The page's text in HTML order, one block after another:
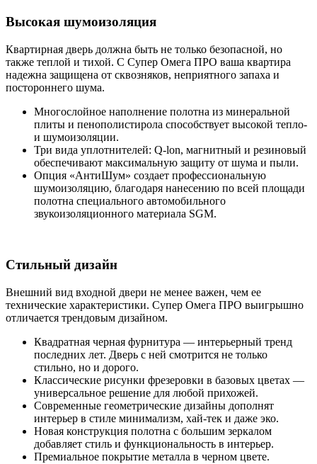
Высокая шумоизоляция
Квартирная дверь должна быть не только безопасной, но
также теплой и тихой. С Супер Омега ПРО ваша квартира
надежна защищена от сквозняков, неприятного запаха и
постороннего шума.
Многослойное наполнение полотна из минеральной
плиты и пенополистирола способствует высокой тепло-
и шумоизоляции.
Три вида уплотнителей: Q-lon, магнитный и резиновый
обеспечивают максимальную защиту от шума и пыли.
Опция «АнтиШум» создает профессиональную
шумоизоляцию, благодаря нанесению по всей площади
полотна специального автомобильного
звукоизоляционного материала SGM.
Стильный дизайн
Внешний вид входной двери не менее важен, чем ее
технические характеристики. Супер Омега ПРО выигрышно
отличается трендовым дизайном.
Квадратная черная фурнитура — интерьерный тренд
последних лет. Дверь с ней смотрится не только
стильно, но и дорого.
Классические рисунки фрезеровки в базовых цветах —
универсальное решение для любой прихожей.
Современные геометрические дизайны дополнят
интерьер в стиле минимализм, хай-тек и даже эко.
Новая конструкция полотна с большим зеркалом
добавляет стиль и функциональность в интерьер.
Премиальное покрытие металла в черном цвете.